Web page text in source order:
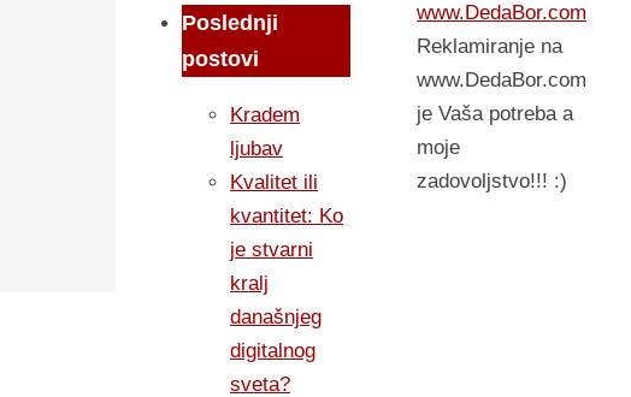
Poslednji
postovi
Kradem
ljubav
Kvalitet ili
kvantitet: Ko
je stvarni
kralj
današnjeg
digitalnog
sveta?
www.DedaBor.com
Reklamiranje na
www.DedaBor.com
je Vaša potreba a
moje
zadovoljstvo!!! :)